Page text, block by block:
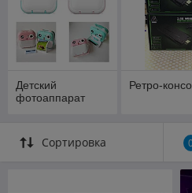
Детский
фотоаппарат
Ретро-
Сортировка